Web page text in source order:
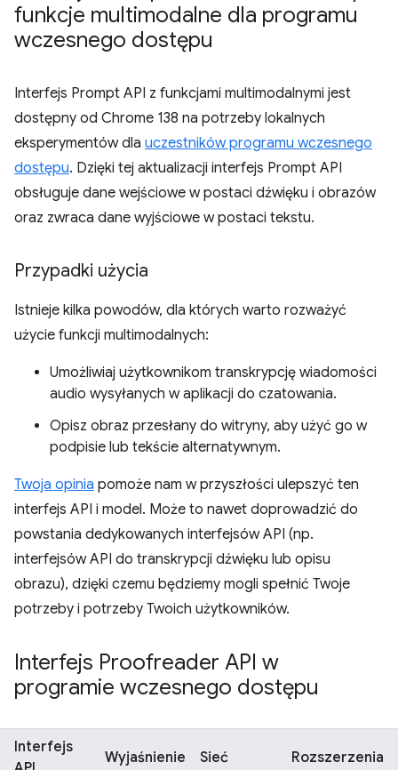
funkcje multimodalne dla programu
wczesnego dostępu
Interfejs Prompt API z funkcjami multimodalnymi jest
dostępny od Chrome 138 na potrzeby lokalnych
eksperymentów dla uczestników programu wczesnego
dostępu. Dzięki tej aktualizacji interfejs Prompt API
obsługuje dane wejściowe w postaci dźwięku i obrazów
oraz zwraca dane wyjściowe w postaci tekstu.
Przypadki użycia
Istnieje kilka powodów, dla których warto rozważyć
użycie funkcji multimodalnych:
Umożliwiaj użytkownikom transkrypcję wiadomości
audio wysyłanych w aplikacji do czatowania.
Opisz obraz przesłany do witryny, aby użyć go w
podpisie lub tekście alternatywnym.
Twoja opinia pomoże nam w przyszłości ulepszyć ten
interfejs API i model. Może to nawet doprowadzić do
powstania dedykowanych interfejsów API (np.
interfejsów API do transkrypcji dźwięku lub opisu
obrazu), dzięki czemu będziemy mogli spełnić Twoje
potrzeby i potrzeby Twoich użytkowników.
Interfejs Proofreader API w
programie wczesnego dostępu
Interfejs
Wyjaśnienie Sieć Rozszerzenia